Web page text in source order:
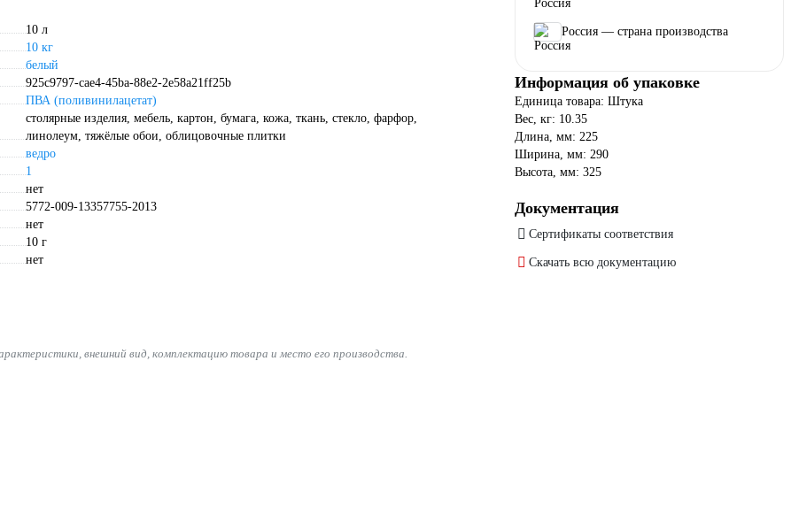
10 л
10 кг
белый
925c9797-cae4-45ba-88e2-2e58a21ff25b
ПВА (поливинилацетат)
столярные изделия, мебель, картон, бумага, кожа, ткань, стекло, фарфор,
линолеум, тяжёлые обои, облицовочные плитки
ведро
1
нет
5772-009-13357755-2013
нет
10 г
нет
внешний вид, комплектацию товара и место его производства.
Россия — страна производства
Информация об упаковке
Единица товара: Штука
Вес, кг: 10.35
Длина, мм: 225
Ширина, мм: 290
Высота, мм: 325
Документация
Сертификаты соответствия
Скачать всю документацию